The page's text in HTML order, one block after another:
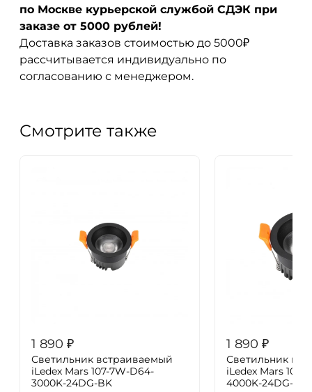
по Москве курьерской службой СДЭК при
заказе от 5000 рублей!
Доставка заказов стоимостью до 5000₽
рассчитывается индивидуально по
согласованию с менеджером.
Смотрите также
1 890 ₽
Светильник встраиваемый
iLedex Mars 107-7W-D64-
3000K-24DG-BK
1 890 ₽
Светильник
iLedex Mars 107-
4000K-24DG-BK